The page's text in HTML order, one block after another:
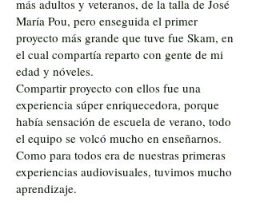
más adultos y veteranos, de la talla de José
María Pou, pero enseguida el primer
proyecto más grande que tuve fue Skam, en
el cual compartía reparto con gente de mi
edad y nóveles.
Compartir proyecto con ellos fue una
experiencia súper enriquecedora, porque
había sensación de escuela de verano, todo
el equipo se volcó mucho en enseñarnos.
Como para todos era de nuestras primeras
experiencias audiovisuales, tuvimos mucho
aprendizaje.